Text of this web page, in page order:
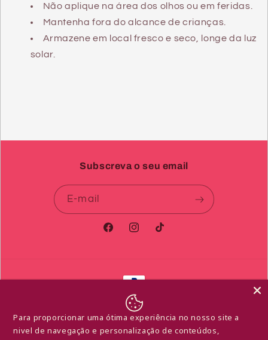
Não aplique na área dos olhos ou em feridas.
Mantenha fora do alcance de crianças.
Armazene em local fresco e seco, longe da luz
solar.
Subscreva o seu email
E-mail
FacebookInstagram
TikTok
Métodos
pagamento
Libido de Afrodite Com tecnologia Shopify
Política de reembolso Política de privacidade
Para proporcionar uma ótima experiência no nosso site a
nivel de navegação e personalização de conteúdos,